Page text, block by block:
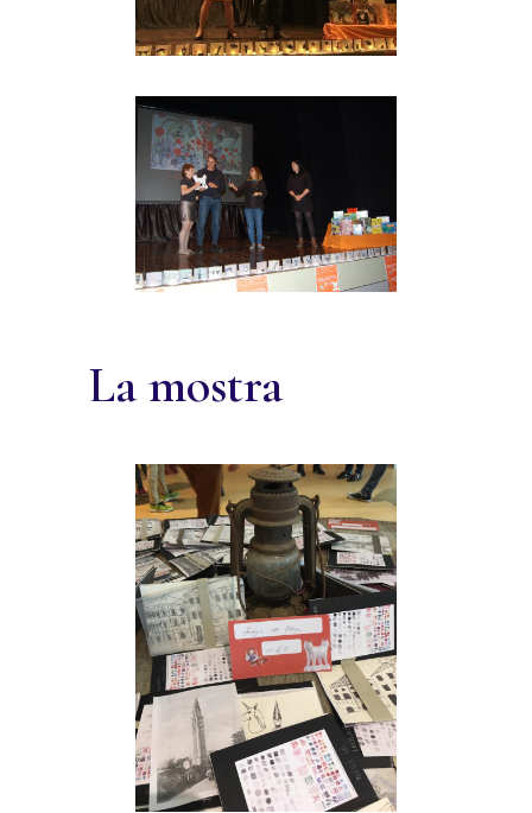
La mostra